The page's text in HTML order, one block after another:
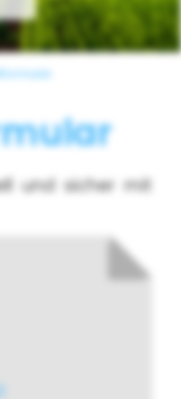
und sicher mit